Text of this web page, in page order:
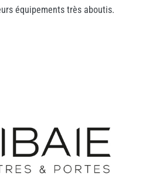
équipements très aboutis.